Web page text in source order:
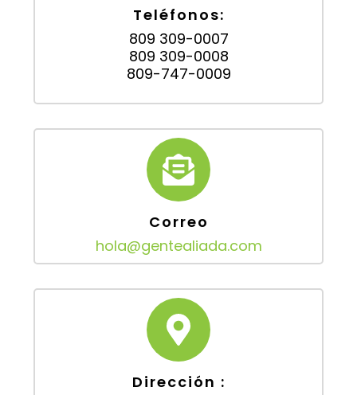
Teléfonos:
809 309-0007
809 309-0008
809-747-0009
Correo
hola@gentealiada.com
Dirección :